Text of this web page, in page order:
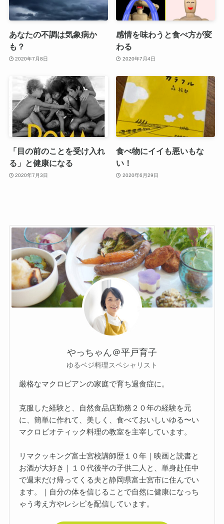
あなたの不調は気象病か
も？
2020年7月8日
感情を味わうと食べ方が変
わる
2020年7月4日
「目の前のことを受け入れ
る」と健康になる
2020年7月3日
食べ物にイイも悪いもな
い！
2020年6月29日
やっちゃん＠平戸育子
ゆるベジ料理スペシャリスト
厳格なマクロビアンの家庭で育ち過食症に。
克服した経験と、自然食品店勤務２０年の経験を元
に、簡単に作れて、美しく、食べておいしいゆる〜い
マクロビオティック料理の教室を主宰しています。
リマクッキング富士宮校講師歴１０年｜映画と読書と
お酒が大好き｜１０代後半の子供二人と、単身赴任中
で週末だけ帰ってくる夫と静岡県富士宮市に住んでい
ます。｜自分の体を信じることで自然に健康になっち
ゃう考え方やレシピを配信しています。